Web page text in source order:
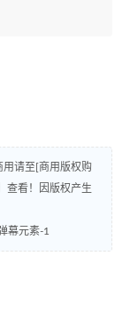
用请至[商用版权购
查看！因版权产生
幕元素-1